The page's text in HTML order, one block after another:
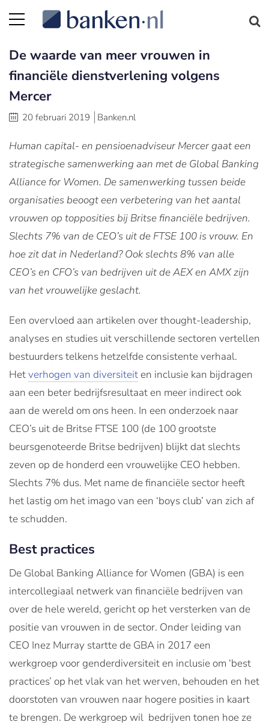
De waarde van meer vrouwen in
financiële dienstverlening volgens
Mercer
20 februari 2019 Banken.nl
Human capital- en pensioenadviseur Mercer gaat een
strategische samenwerking aan met de Global Banking
Alliance for Women. De samenwerking tussen beide
organisaties beoogt een verbetering van het aantal
vrouwen op topposities bij Britse financiële bedrijven.
Slechts 7% van de CEO’s uit de FTSE 100 is vrouw. En
hoe zit dat in Nederland? Ook slechts 8% van alle
CEO’s en CFO’s van bedrijven uit de AEX en AMX zijn
van het vrouwelijke geslacht.
Een overvloed aan artikelen over thought-leadership,
analyses en studies uit verschillende sectoren vertellen
bestuurders telkens hetzelfde consistente verhaal.
Hetverhogen van diversiteit en inclusie kan bijdragen
aan een beter bedrijfsresultaat en meer indirect ook
aan de wereld om ons heen. In een onderzoek naar
CEO’s uit de Britse FTSE 100 (de 100 grootste
beursgenoteerde Britse bedrijven) blijkt dat slechts
zeven op de honderd een vrouwelijke CEO hebben.
Slechts 7% dus. Met name de financiële sector heeft
het lastig om het imago van een ‘boys club’ van zich af
te schudden.
Best practices
De Global Banking Alliance for Women (GBA) is een
intercollegiaal netwerk van financiële bedrijven van
over de hele wereld, gericht op het versterken van de
positie van vrouwen in de sector. Onder leiding van
CEO Inez Murray startte de GBA in 2017 een
werkgroep voor genderdiversiteit en inclusie om ‘best
practices’ op het vlak van het werven, behouden en het
doorstoten van vrouwen naar hogere posities in kaart
te brengen. De werkgroep wil bedrijven tonen hoe ze